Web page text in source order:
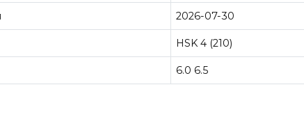
2026-07-30
HSK 4 (210)
6.0 6.5